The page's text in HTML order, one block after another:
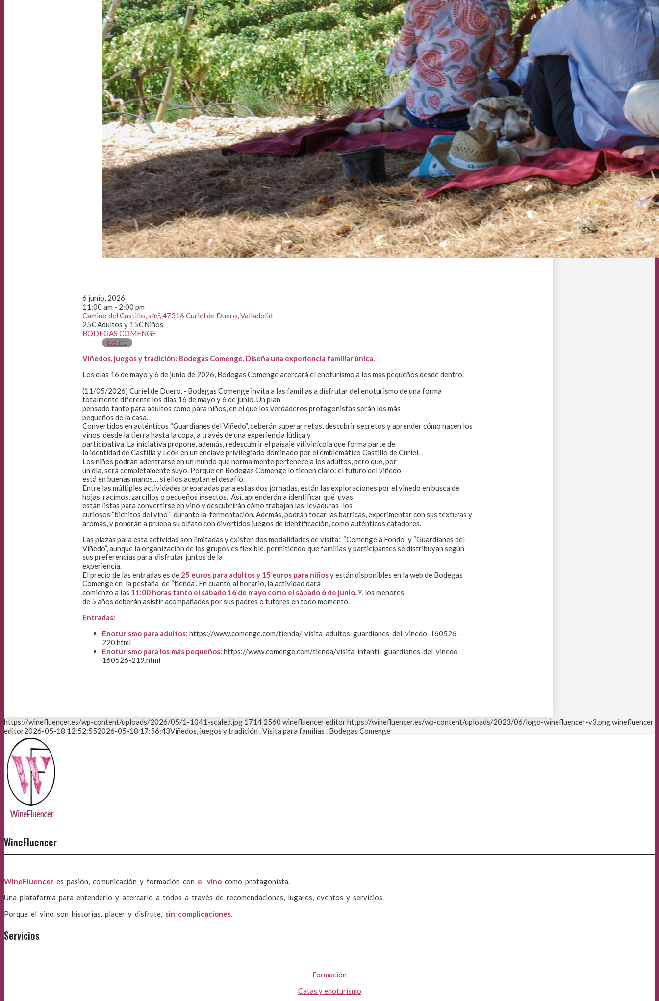
6 junio, 2026
11:00 am - 2:00 pm
Camino del Castillo, s/nº, 47316 Curiel de Duero, Valladolid
25€ Adultos y 15€ Niños
BODEGAS COMENGE
EVENTO
Viñedos, juegos y tradición: Bodegas Comenge. Diseña una experiencia familiar única.
Los días 16 de mayo y 6 de junio de 2026, Bodegas Comenge acercará el enoturismo a los más pequeños desde dentro.
(11/05/2026) Curiel de Duero. ‐ Bodegas Comenge invita a las familias a disfrutar del enoturismo de una forma
totalmente diferente los días 16 de mayo y 6 de junio. Un plan
pensado tanto para adultos como para niños, en el que los verdaderos protagonistas serán los más
pequeños de la casa.
Convertidos en auténticos “Guardianes del Viñedo”, deberán superar retos, descubrir secretos y aprender cómo nacen los
vinos, desde la tierra hasta la copa, a través de una experiencia lúdica y
participativa. La iniciativa propone, además, redescubrir el paisaje vitivinícola que forma parte de
la identidad de Castilla y León en un enclave privilegiado dominado por el emblemático Castillo de Curiel.
Los niños podrán adentrarse en un mundo que normalmente pertenece a los adultos, pero que, por
un día, será completamente suyo. Porque en Bodegas Comenge lo tienen claro: el futuro del viñedo
está en buenas manos… si ellos aceptan el desafío.
Entre las múltiples actividades preparadas para estas dos jornadas, están las exploraciones por el viñedo en busca de
hojas, racimos, zarcillos o pequeños insectos. Así, aprenderán a identificar qué uvas
están listas para convertirse en vino y descubrirán cómo trabajan las levaduras ‐los
curiosos “bichitos del vino”‐ durante la fermentación. Además, podrán tocar las barricas, experimentar con sus texturas y
aromas, y pondrán a prueba su olfato con divertidos juegos de identificación, como auténticos catadores.
Las plazas para esta actividad son limitadas y existen dos modalidades de visita: “Comenge a Fondo” y “Guardianes del
Viñedo”, aunque la organización de los grupos es flexible, permitiendo que familias y participantes se distribuyan según
sus preferencias para disfrutar juntos de la
experiencia.
El precio de las entradas es de 25 euros para adultos y 15 euros para niñosy están disponibles en la web de Bodegas
Comenge en la pestaña de “tienda”. En cuanto al horario, la actividad dará
comienzo a las 11:00 horas tanto el sábado 16 de mayo como el sábado 6 de junio. Y, los menores
de 5 años deberán asistir acompañados por sus padres o tutores en todo momento.
Entradas:
Enoturismo para adultos: https://www.comenge.com/tienda/-visita-adultos-guardianes-del-vinedo-160526-
220.html
Enoturismo para los más pequeños: https://www.comenge.com/tienda/visita-infantil-guardianes-del-vinedo-
160526-219.html
https://winefluencer.es/wp-content/uploads/2026/05/1-1041-scaled.jpg 1714 2560 winefluencer editorhttps://winefluencer.es/wp-content/uploads/2023/06/logo-winefluencer-v3.pngwinefluencer
editor2026-05-18 12:52:552026-05-18 17:56:43Viñedos, juegos y tradición . Visita para familias . Bodegas Comenge
WineFluencer
WineFluencer es pasión, comunicación y formación con el vino como protagonista.
Una plataforma para entenderlo y acercarlo a todos a través de recomendaciones, lugares, eventos y servicios.
Porque el vino son historias, placer y disfrute, sin complicaciones.
Servicios
Formación
Catas y enoturismo